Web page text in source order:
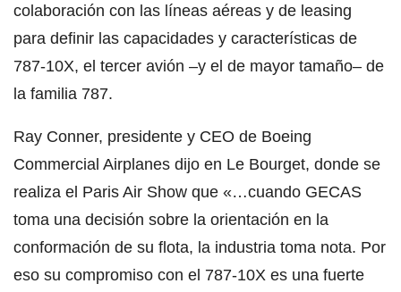
colaboración con las líneas aéreas y de leasing
para definir las capacidades y características de
787-10X, el tercer avión –y el de mayor tamaño– de
la familia 787.
Ray Conner, presidente y CEO de Boeing
Commercial Airplanes dijo en Le Bourget, donde se
realiza el Paris Air Show que «…cuando GECAS
toma una decisión sobre la orientación en la
conformación de su flota, la industria toma nota. Por
eso su compromiso con el 787-10X es una fuerte